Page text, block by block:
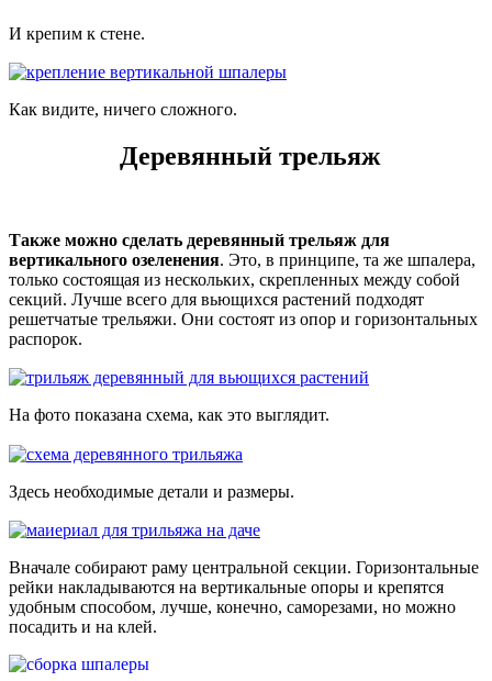
И крепим к стене.
Как видите, ничего сложного.
Деревянный трельяж
Также можно сделать деревянный трельяж для
вертикального озеленения. Это, в принципе, та же шпалера,
только состоящая из нескольких, скрепленных между собой
секций. Лучше всего для вьющихся растений подходят
решетчатые трельяжи. Они состоят из опор и горизонтальных
распорок.
На фото показана схема, как это выглядит.
Здесь необходимые детали и размеры.
Вначале собирают раму центральной секции. Горизонтальные
рейки накладываются на вертикальные опоры и крепятся
удобным способом, лучше, конечно, саморезами, но можно
посадить и на клей.